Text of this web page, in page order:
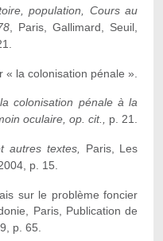
population, Cours au
, Paris, Gallimard, Seuil,
la colonisation pénale ».
colonisation pénale à la
oculaire, op. cit.,
p. 21.
autres textes,
Paris, Les
p. 15.
sur le problème foncier
Paris, Publication de
p. 65.